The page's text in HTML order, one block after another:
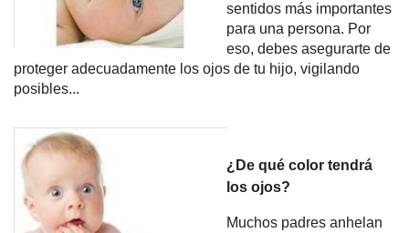
sentidos más importantes
para una persona. Por
eso, debes asegurarte de
proteger adecuadamente los ojos de tu hijo, vigilando
posibles...
¿De qué color tendrá
los ojos?
Muchos padres anhelan